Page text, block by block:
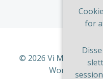
© 2026 Vi Med Hus
WordPress og
for